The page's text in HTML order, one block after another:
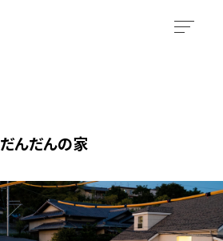
だんだんの家